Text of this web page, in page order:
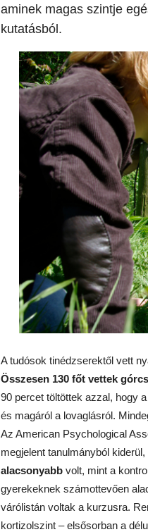
aminek magas szintje
kutatásból.
A tudósok tinédzserektől vett
Összesen 130 főt vettek
90 percet töltöttek azzal, hogy
és magáról a lovaglásról.
Az American Psychological
megjelent tanulmányból kiderül,
alacsonyabb volt, mint a
gyerekeknek számottevően
várólistán voltak a kurzusra.
kortizolszint – elsősorban a